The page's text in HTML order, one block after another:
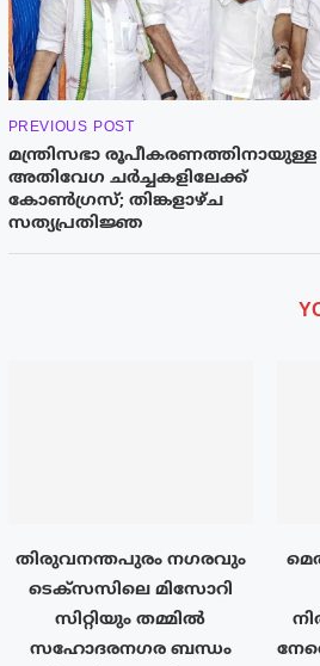
PREVIOUS POST
മന്ത്രിസഭാ രൂപീകരണത്തിനായുള്ള
അതിവേഗ ചർച്ചകളിലേക്ക്
കോൺഗ്രസ്; തിങ്കളാഴ്‌ച
സത്യപ്രതിജ്ഞ
തിരുവനന്തപുരം നഗരവും
ടെക്‌സസിലെ മിസോറി
സിറ്റിയും തമ്മിൽ
സഹോദരനഗര ബന്ധം